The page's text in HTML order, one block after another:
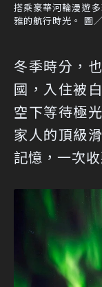
搭乘豪華河輪漫遊
雅的航行時光。 圖
冬季時分，
國，入住被
空下等待極
家人的頂級
記憶，一次